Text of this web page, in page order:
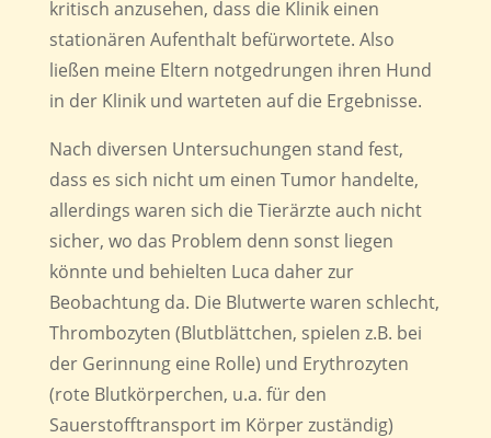
kritisch anzusehen, dass die Klinik einen
stationären Aufenthalt befürwortete. Also
ließen meine Eltern notgedrungen ihren Hund
in der Klinik und warteten auf die Ergebnisse.
Nach diversen Untersuchungen stand fest,
dass es sich nicht um einen Tumor handelte,
allerdings waren sich die Tierärzte auch nicht
sicher, wo das Problem denn sonst liegen
könnte und behielten Luca daher zur
Beobachtung da. Die Blutwerte waren schlecht,
Thrombozyten (Blutblättchen, spielen z.B. bei
der Gerinnung eine Rolle) und Erythrozyten
(rote Blutkörperchen, u.a. für den
Sauerstofftransport im Körper zuständig)